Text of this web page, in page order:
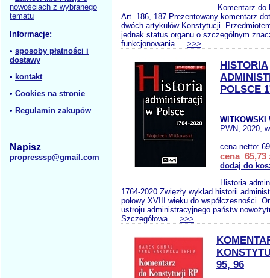
nowościach z wybranego
tematu
Informacje:
• sposoby płatności i
dostawy
• kontakt
• Cookies na stronie
• Regulamin zakupów
Napisz
propresssp@gmail.com
Komentarz
Art. 186, 187 Prezentowany komentarz
dwóch artykułów Konstytucji.
jednak status organu o szczególnym
funkcjonowania ... >>>
HISTORIA
POLSCE
WITKOWSKI
PWN, 2020,
cena netto:
cena 65,73
dodaj do
Historia
1764-2020 Zwięzły wykład historii
połowy XVIII wieku do współczesności.
ustroju administracyjnego państw
Szczegółowa ... >>>
95, 96